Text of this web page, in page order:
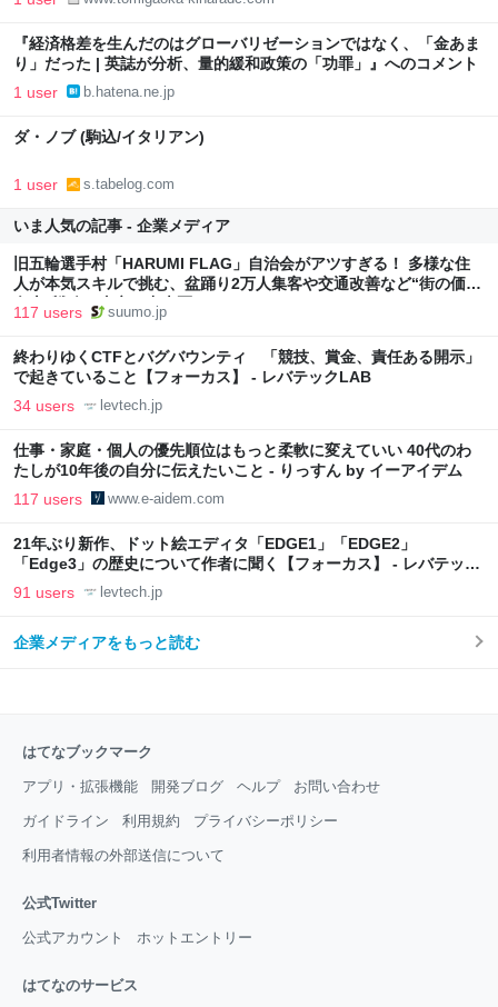
『経済格差を生んだのはグローバリゼーションではなく、「金あま
り」だった | 英誌が分析、量的緩和政策の「功罪」』へのコメント
1 user b.hatena.ne.jp
ダ・ノブ (駒込/イタリアン)
1 user s.tabelog.com
いま人気の記事 - 企業メディア
旧五輪選手村「HARUMI FLAG」自治会がアツすぎる！ 多様な住
人が本気スキルで挑む、盆踊り2万人集客や交通改善など“街の価値
向上”戦略 東京・中央区
117 users suumo.jp
終わりゆくCTFとバグバウンティ 「競技、賞金、責任ある開示」
で起きていること【フォーカス】 - レバテックLAB
34 users levtech.jp
仕事・家庭・個人の優先順位はもっと柔軟に変えていい 40代のわ
たしが10年後の自分に伝えたいこと - りっすん by イーアイデム
117 users www.e-aidem.com
21年ぶり新作、ドット絵エディタ「EDGE1」「EDGE2」
「Edge3」の歴史について作者に聞く【フォーカス】 - レバテック
LAB
91 users levtech.jp
企業メディアをもっと読む
はてなブックマーク
アプリ・拡張機能 開発ブログ ヘルプ お問い合わせ
ガイドライン 利用規約 プライバシーポリシー
利用者情報の外部送信について
公式Twitter
公式アカウント ホットエントリー
はてなのサービス